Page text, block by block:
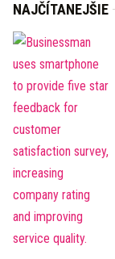
NAJČÍTANEJŠIE